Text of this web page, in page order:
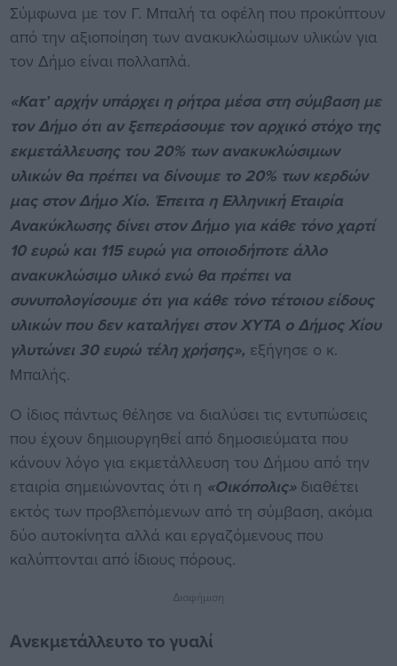
Σύμφωνα με τον Γ. Μπαλή τα οφέλη που προκύπτουν
από την αξιοποίηση των ανακυκλώσιμων υλικών για
τον Δήμο είναι πολλαπλά.
«Κατ’ αρχήν υπάρχει η ρήτρα μέσα στη σύμβαση με
τον Δήμο ότι αν ξεπεράσουμε τον αρχικό στόχο της
εκμετάλλευσης του 20% των ανακυκλώσιμων
υλικών θα πρέπει να δίνουμε το 20% των κερδών
μας στον Δήμο Χίο. Έπειτα η Ελληνική Εταιρία
Ανακύκλωσης δίνει στον Δήμο για κάθε τόνο χαρτί
10 ευρώ και 115 ευρώ για οποιοδήποτε άλλο
ανακυκλώσιμο υλικό ενώ θα πρέπει να
συνυπολογίσουμε ότι για κάθε τόνο τέτοιου είδους
υλικών που δεν καταλήγει στον ΧΥΤΑ ο Δήμος Χίου
γλυτώνει 30 ευρώ τέλη χρήσης», εξήγησε ο κ.
Μπαλής.
Ο ίδιος πάντως θέλησε να διαλύσει τις εντυπώσεις
που έχουν δημιουργηθεί από δημοσιεύματα που
κάνουν λόγο για εκμετάλλευση του Δήμου από την
εταιρία σημειώνοντας ότι η «Οικόπολις»διαθέτει
εκτός των προβλεπόμενων από τη σύμβαση, ακόμα
δύο αυτοκίνητα αλλά και εργαζόμενους που
καλύπτονται από ίδιους πόρους.
Διαφήμιση
Ανεκμετάλλευτο το γυαλί